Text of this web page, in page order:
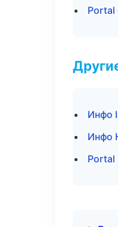
Portal
Инфо
Инфо
Portal